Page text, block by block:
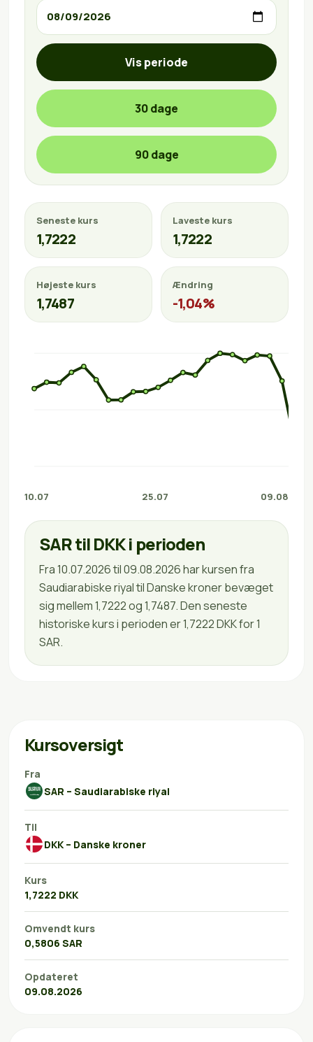
Vis periode
30 dage
90 dage
Seneste kurs
1,7222
Laveste kurs
1,7222
Højeste kurs
1,7487
Ændring
-1,04%
10.07 25.07 09.08
SAR til DKK i perioden
Fra 10.07.2026 til 09.08.2026 har kursen fra
Saudiarabiske riyal til Danske kroner bevæget
sig mellem 1,7222 og 1,7487. Den seneste
historiske kurs i perioden er 1,7222 DKK for 1
SAR.
Kursoversigt
Fra
SAR – Saudiarabiske riyal
Til
DKK – Danske kroner
Kurs
1,7222 DKK
Omvendt kurs
0,5806 SAR
Opdateret
09.08.2026